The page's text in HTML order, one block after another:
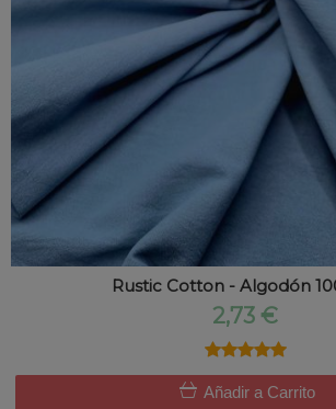
Rustic Cotton - Algodón
2,73 €
★★★★★
★★★★★
Añadir a Carrito